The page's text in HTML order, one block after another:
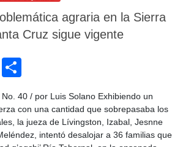
agraria en la Sierra
Cruz sigue vigente
E
m
o
m
p
40 / por Luis Solano Exhibiendo un
con una cantidad que sobrepasaba los
la jueza de Lívingston, Izabal, Jesnne
intentó desalojar a 36 familias que